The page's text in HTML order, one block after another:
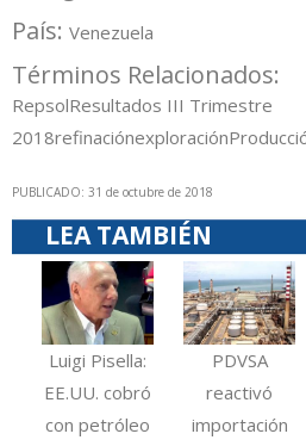
País: Venezuela
Términos Relacionados:
RepsolResultados III Trimestre
2018refinaciónexploración
PUBLICADO: 31 de octubre de 2018
LEA TAMBIÉN
Luigi Pisella:
EE.UU. cobró
con petróleo
PDVSA
reactivó
importación